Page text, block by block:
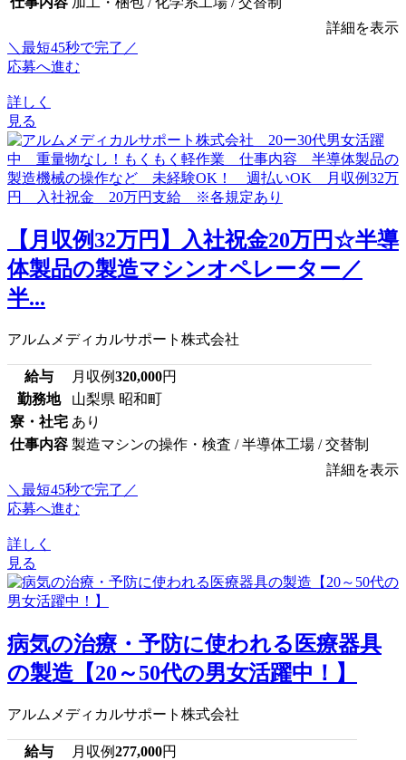
詳細を表示
＼最短45秒で完了／
応募へ進む
詳しく
見る
【月収例32万円】入社祝金20万円☆半導
体製品の製造マシンオペレーター／
半...
アルムメディカルサポート株式会社
給与 月収例320,000円
勤務地
山梨県 昭和町
寮・社宅 あり
仕事内容 製造マシンの操作・検査 / 半導体工場 / 交替制
詳細を表示
＼最短45秒で完了／
応募へ進む
詳しく
見る
病気の治療・予防に使われる医療器具
の製造【20～50代の男女活躍中！】
アルムメディカルサポート株式会社
給与 月収例277,000円